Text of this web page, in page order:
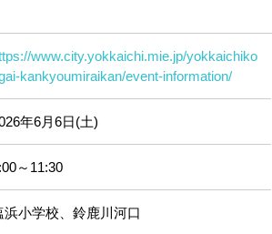
www.city.yokkaichi.mie.jp/yokkaichiko
kankyoumiraikan/event-information/
年6月6日(土)
～11:30
浜小学校、鈴鹿川河口